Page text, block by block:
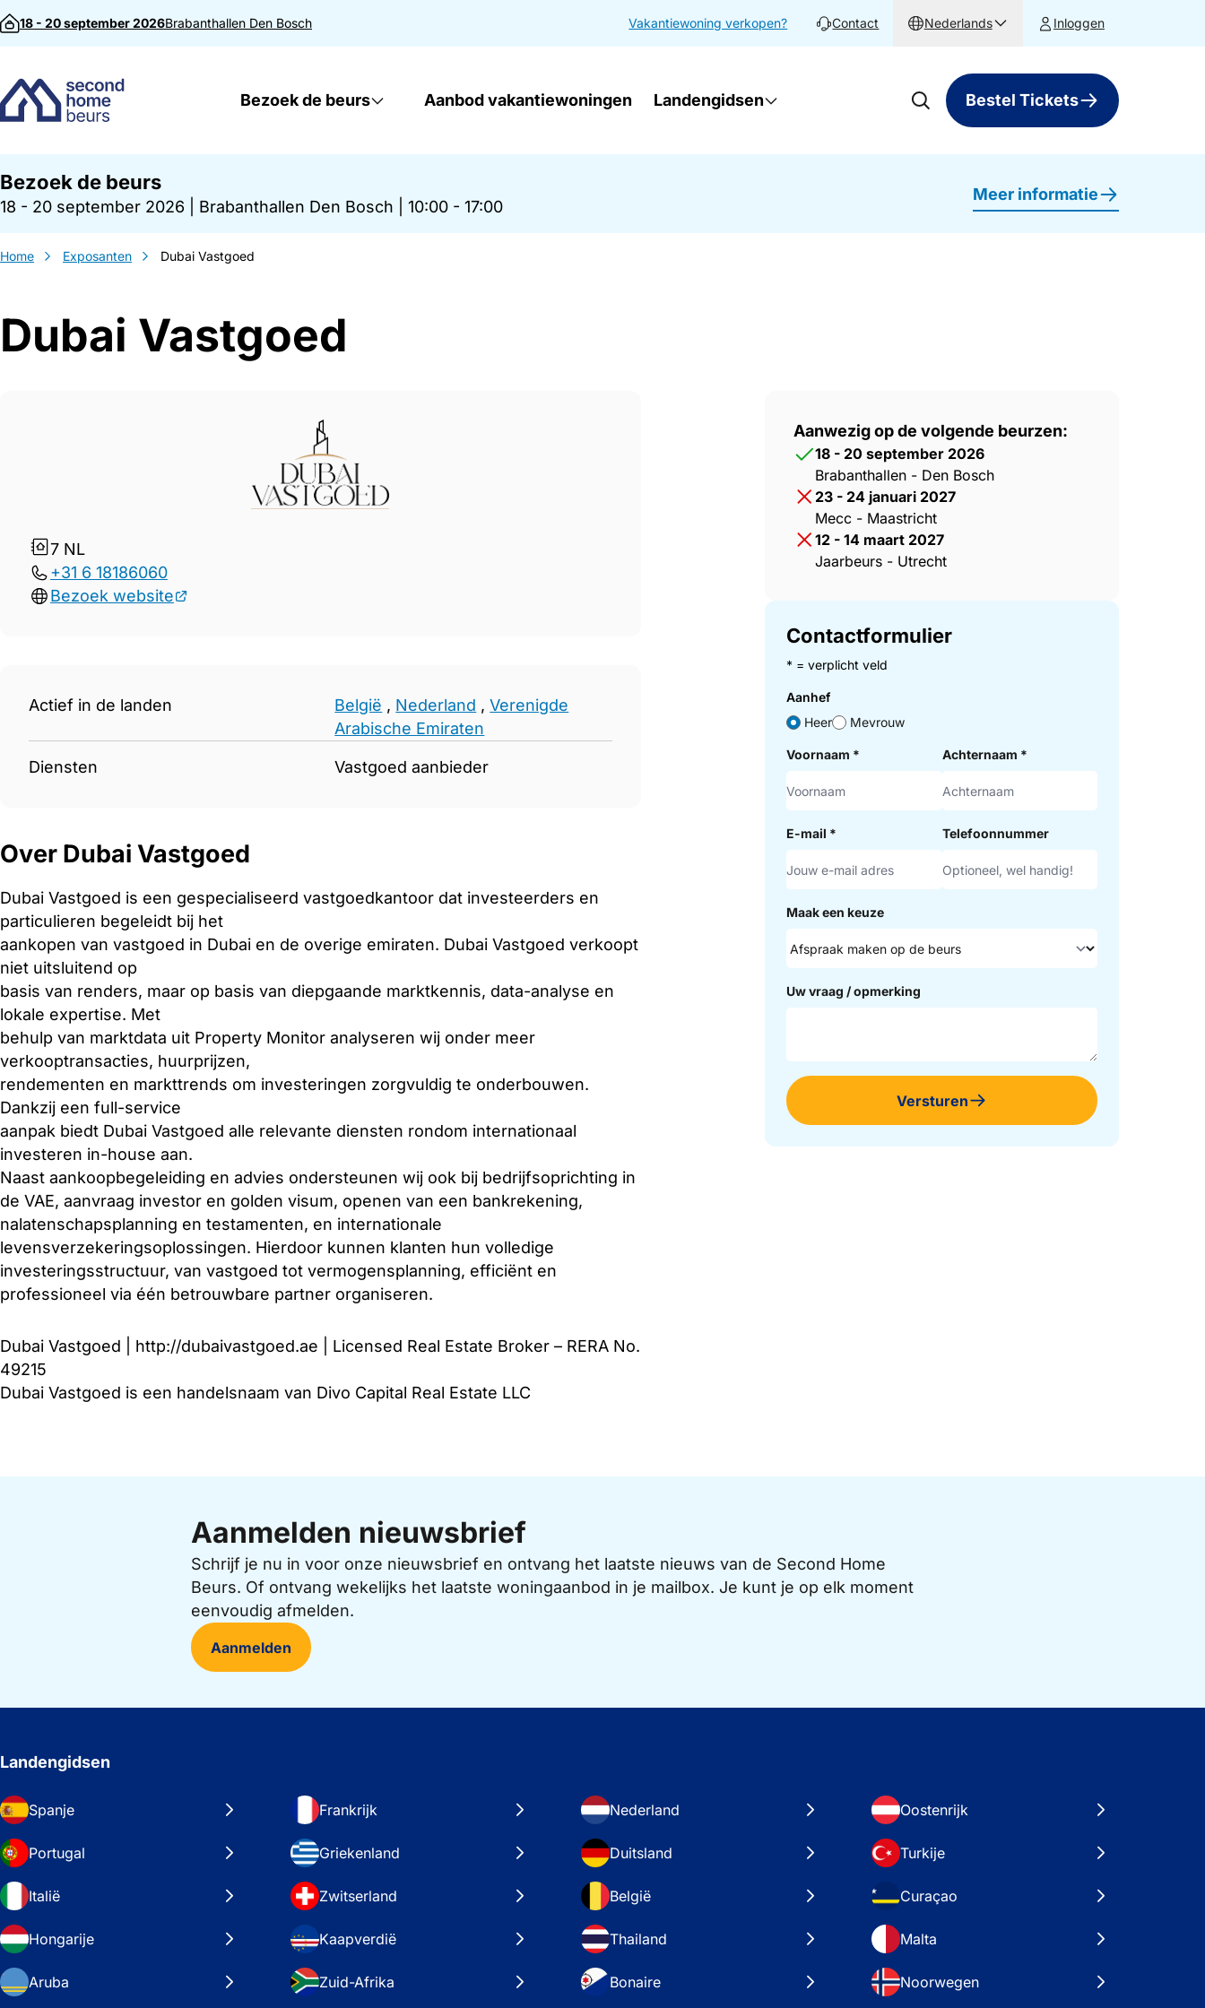
Direct naar inhoud
18 - 20 september 2026Brabanthallen Den Bosch Vakantiewoning verkopen? Contact Nederlands Inloggen
Bezoek de beurs Aanbod vakantiewoningen Landengidsen Bestel Tickets
Bezoek de beurs
18 - 20 september 2026 Brabanthallen Den Bosch 10:00 - 17:00
Meer informatie
Home Exposanten Dubai Vastgoed
Dubai Vastgoed
7 NL
+31 6 18186060
Bezoek website
Gegevens Dubai Vastgoed
Actief in de landen België , Nederland ,Verenigde
Arabische Emiraten
Diensten Vastgoed aanbieder
Over Dubai Vastgoed
Dubai Vastgoed is een gespecialiseerd vastgoedkantoor dat investeerders en
particulieren begeleidt bij het
aankopen van vastgoed in Dubai en de overige emiraten. Dubai Vastgoed verkoopt
niet uitsluitend op
basis van renders, maar op basis van diepgaande marktkennis, data-analyse en
lokale expertise. Met
behulp van marktdata uit Property Monitor analyseren wij onder meer
verkooptransacties, huurprijzen,
rendementen en markttrends om investeringen zorgvuldig te onderbouwen.
Dankzij een full-service
aanpak biedt Dubai Vastgoed alle relevante diensten rondom internationaal
investeren in-house aan.
Naast aankoopbegeleiding en advies ondersteunen wij ook bij bedrijfsoprichting in
de VAE, aanvraag investor en golden visum, openen van een bankrekening,
nalatenschapsplanning en testamenten, en internationale
levensverzekeringsoplossingen. Hierdoor kunnen klanten hun volledige
investeringsstructuur, van vastgoed tot vermogensplanning, efficiënt en
professioneel via één betrouwbare partner organiseren.
Dubai Vastgoed | http://dubaivastgoed.ae | Licensed Real Estate Broker – RERA No.
49215
Dubai Vastgoed is een handelsnaam van Divo Capital Real Estate LLC
Aanwezig op de volgende beurzen:
18 - 20 september 2026
Brabanthallen - Den Bosch
23 - 24 januari 2027
Mecc - Maastricht
12 - 14 maart 2027
Jaarbeurs - Utrecht
Contactformulier
* = verplicht veld
Aanhef
Heer
Mevrouw
Voornaam * Achternaam *
E-mail * Telefoonnummer
Maak een keuze
Uw vraag / opmerking
Versturen
Aanmelden nieuwsbrief
Schrijf je nu in voor onze nieuwsbrief en ontvang het laatste nieuws van de Second Home
Beurs. Of ontvang wekelijks het laatste woningaanbod in je mailbox. Je kunt je op elk moment
eenvoudig afmelden.
Aanmelden
Landengidsen
Spanje Frankrijk Nederland Oostenrijk
Portugal Griekenland Duitsland Turkije
Italië Zwitserland België Curaçao
Hongarije Kaapverdië Thailand Malta
Aruba Zuid-Afrika Bonaire Noorwegen